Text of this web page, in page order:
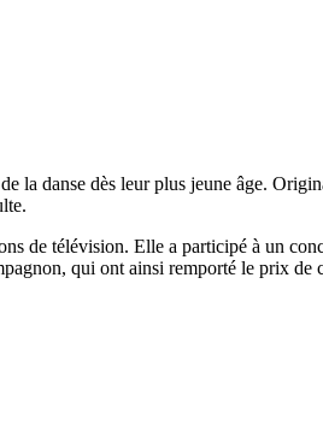
danse dès leur plus jeune âge.
de télévision. Elle a participé à un
qui ont ainsi remporté le prix de